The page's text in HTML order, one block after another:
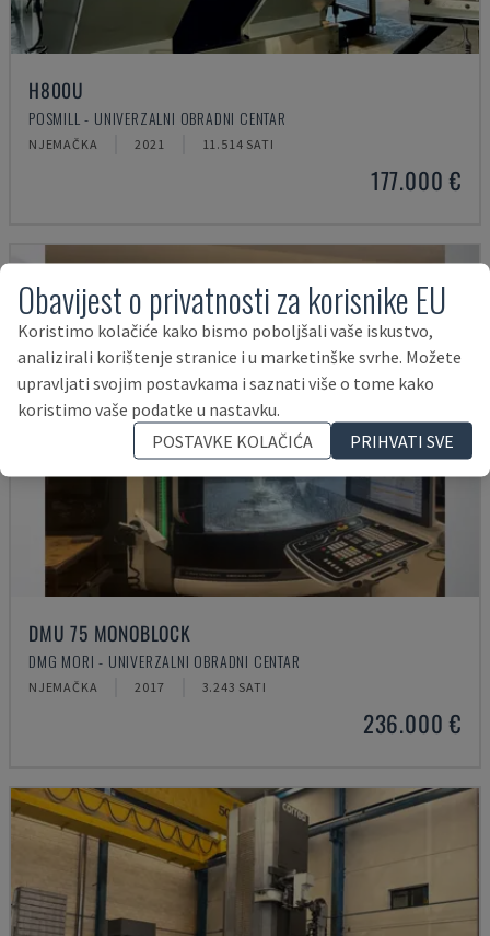
H800U
POSMILL - UNIVERZALNI OBRADNI CENTAR
NJEMAČKA 2021 11.514 SATI
177.000 €
DMU 75 MONOBLOCK
DMG MORI - UNIVERZALNI OBRADNI CENTAR
NJEMAČKA 2017 3.243 SATI
236.000 €
Obavijest o privatnosti za korisnike EU
Koristimo kolačiće kako bismo poboljšali vaše iskustvo,
analizirali korištenje stranice i u marketinške svrhe. Možete
upravljati svojim postavkama i saznati više o tome kako
koristimo vaše podatke u nastavku.
POSTAVKE KOLAČIĆA
PRIHVATI SVE